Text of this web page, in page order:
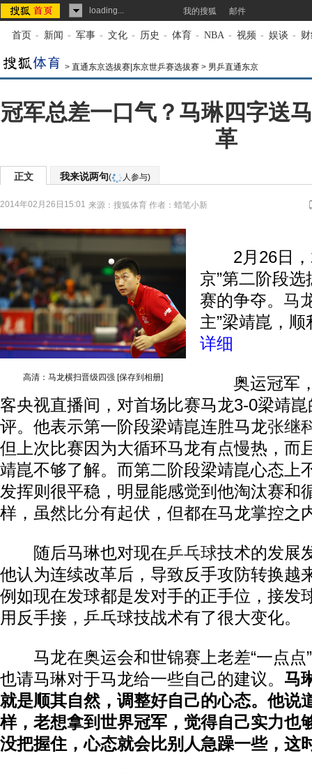
loading... 我的搜狐 邮件
首页 - 新闻 - 军事 - 文化 - 历史 - 体育 - NBA - 视频 - 娱谈 -
> 直通东京选拔赛|东京世乒赛选拔赛 > 男乒直通东京
冠军总差一口气？马琳四字送
革
正文 我来说两句( 人参与)
2014年02月26日15:01 来源： 搜狐体育 作者：蜡笔小新
高清：马龙横扫晋级四强 [保存到相册]
2月26日，
京”第二阶段
赛的争夺。 马
主”梁靖崑，
详细
奥运冠军，
客央视直播间，对首场比赛马龙3-0梁靖
评。他表示第一阶段梁靖崑连胜马龙张继
但上次比赛因为大循环马龙有点慢热，而
靖崑不够了解。而第二阶段梁靖崑心态上
发挥则很平稳，明显能感觉到他淘汰赛和
样，虽然比分有起伏，但都在马龙掌控之
随后马琳也对现在乒乓球技术的发展
他认为连续改革后，导致反手攻防转换越
例如现在发球都是发对手的正手位，接发
用反手接，乒乓球技战术有了很大变化。
马龙在奥运会和世锦赛上老差“一点点
也请马琳对于马龙给一些自己的建议。 马
就是顺其自然，调整好自己的心态。他说
样，老想拿到世界冠军，觉得自己实力也
没把握住，心态就会比别人急躁一些，这